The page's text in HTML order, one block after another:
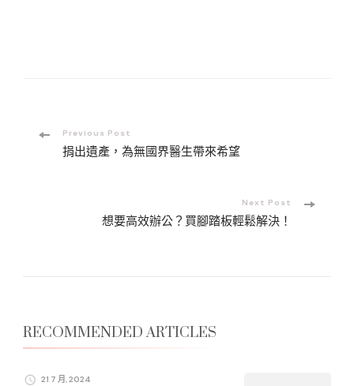
PostPrevious Post
捐出遺產，為無國界醫生帶來希望
Next Post
想要高效辦公？買腳踏板輕鬆解決！
RECOMMENDED ARTICLES
21 7 月, 2024